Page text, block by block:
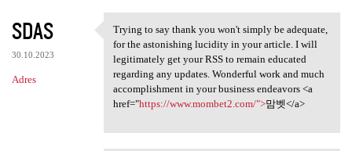
SDAS
30.10.2023
Adres
Trying to say thank you won't
Trying to say thank you won't simply be adequate,
for the astonishing lucidity in your article. I will
legitimately get your RSS to remain educated
regarding any updates. Wonderful work and much
accomplishment in your business endeavors <a
href="https://www.mombet2.com/">맘벳</a>